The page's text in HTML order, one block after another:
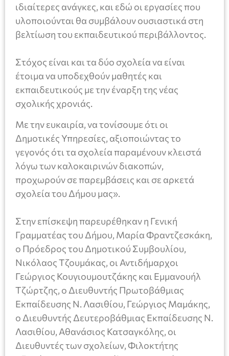
ιδιαίτερες ανάγκες, και εδώ οι εργασίες που
υλοποιούνται θα συμβάλουν ουσιαστικά στη
βελτίωση του εκπαιδευτικού περιβάλλοντος.
Στόχος είναι και τα δύο σχολεία να είναι
έτοιμα να υποδεχθούν μαθητές και
εκπαιδευτικούς με την έναρξη της νέας
σχολικής χρονιάς.
Με την ευκαιρία, να τονίσουμε ότι οι
Δημοτικές Υπηρεσίες, αξιοποιώντας το
γεγονός ότι τα σχολεία παραμένουν κλειστά
λόγω των καλοκαιρινών διακοπών,
προχωρούν σε παρεμβάσεις και σε αρκετά
σχολεία του Δήμου μας».
Στην επίσκεψη παρευρέθηκαν η Γενική
Γραμματέας του Δήμου, Μαρία Φραντζεσκάκη,
ο Πρόεδρος του Δημοτικού Συμβουλίου,
Νικόλαος Τζουμάκας, οι Αντιδήμαρχοι
Γεώργιος Κουγιουμουτζάκης και Εμμανουήλ
Τζώρτζης, ο Διευθυντής Πρωτοβάθμιας
Εκπαίδευσης Ν. Λασιθίου, Γεώργιος Μαμάκης,
ο Διευθυντής Δευτεροβάθμιας Εκπαίδευσης Ν.
Λασιθίου, Αθανάσιος Κατσαγκόλης, οι
Διευθυντές των σχολείων, Φιλοκτήτης